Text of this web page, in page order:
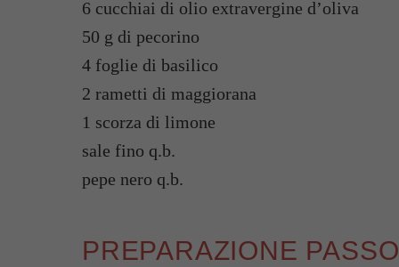
6 cucchiai di olio extravergine d’oliva
50 g di pecorino
4 foglie di basilico
2 rametti di maggiorana
1 scorza di limone
sale fino q.b.
pepe nero q.b.
PREPARAZIONE